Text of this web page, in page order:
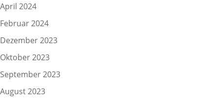
April 2024
Februar 2024
Dezember 2023
Oktober 2023
September 2023
August 2023